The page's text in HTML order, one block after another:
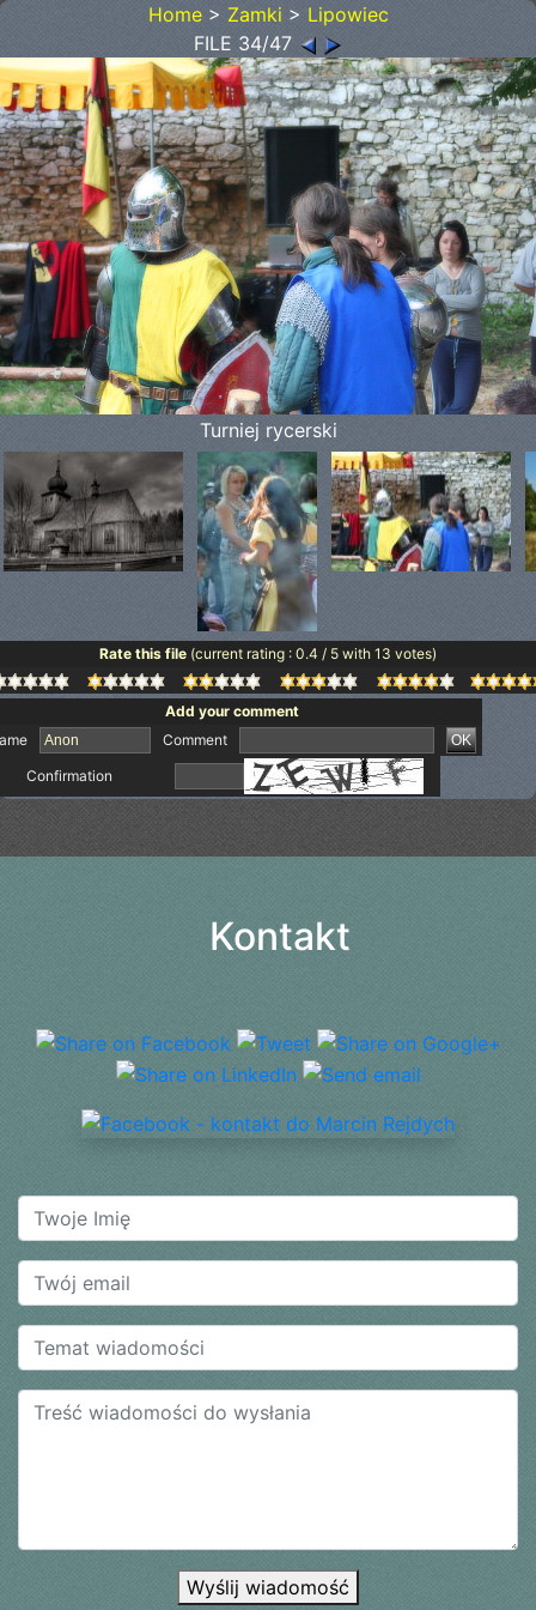
Home> Zamki > Lipowiec
FILE 34/47
Turniej rycerski
Rate this file (current rating : 0.4 / 5 with 13 votes)
Add your comment
Comment
Confirmation
Kontakt
Wyślij wiadomość